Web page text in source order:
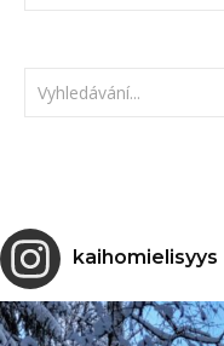
kaihomielisyys